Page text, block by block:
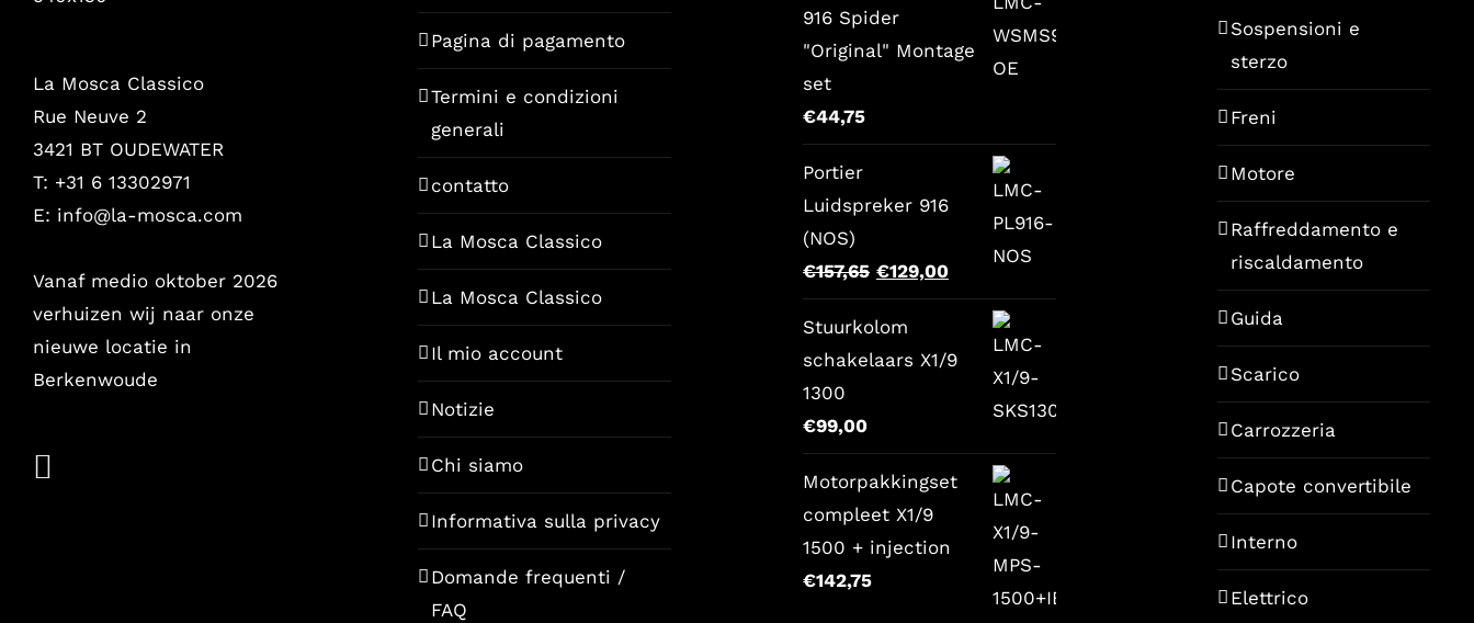
La Mosca Classico
Rue Neuve 2
3421 BT OUDEWATER
T: +31 6 13302971
E: info@la-mosca.com
Vanaf medio oktober 2026
verhuizen wij naar onze
nieuwe locatie in
Berkenwoude
Pagina di pagamento
Termini e condizioni
generali
contatto
La Mosca Classico
La Mosca Classico
Il mio account
Notizie
Chi siamo
Informativa sulla privacy
Domande frequenti /
FAQ
916 Spider
"Original" Montage
set
€44,75
Portier
Luidspreker 916
(NOS)
€157,65 Il
prezzo
originale
era:
€129,00Il
prezzo
attuale
è:
€129,00.
Stuurkolom
schakelaars X1/9
1300
€99,00
Motorpakkingset
compleet X1/9
1500 + injection
€142,75
Sospensioni e
sterzo
Freni
Motore
Raffreddamento e
riscaldamento
Guida
Scarico
Carrozzeria
Capote convertibile
Interno
Elettrico